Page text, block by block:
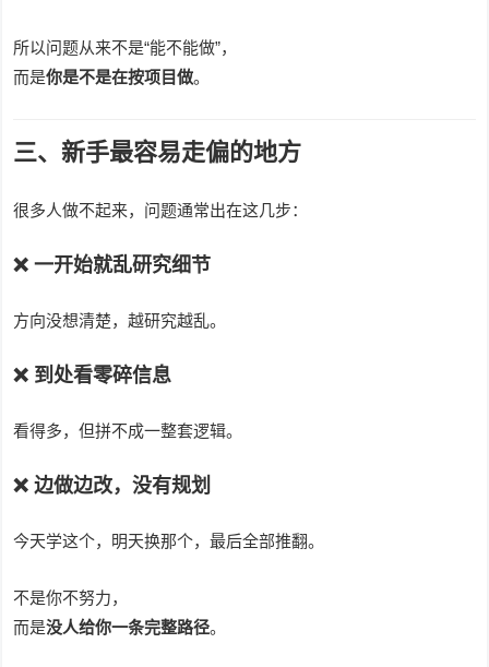
所以问题从来不是“能不能做”，
而是你是不是在按项目做。
三、新手最容易走偏的地方
很多人做不起来，问题通常出在这几步：
❌ 一开始就乱研究细节
方向没想清楚，越研究越乱。
❌ 到处看零碎信息
看得多，但拼不成一整套逻辑。
❌ 边做边改，没有规划
今天学这个，明天换那个，最后全部推翻。
不是你不努力，
而是没人给你一条完整路径。